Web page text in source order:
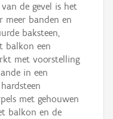
de gevel is het
meer banden en
baksteen,
balkon een
met voorstelling
in een
met gehouwen
balkon en de